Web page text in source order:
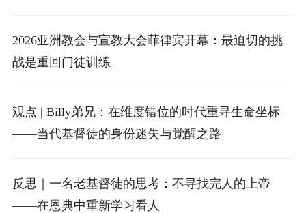
2026亚洲教会与宣教大会菲律宾开幕：最迫切的挑
战是重回门徒训练
观点 | Billy弟兄：在维度错位的时代重寻生命坐标
——当代基督徒的身份迷失与觉醒之路
反思｜一名老基督徒的思考：不寻找完人的上帝
——在恩典中重新学习看人